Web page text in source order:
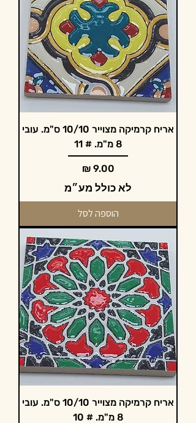
אריח קרמיקה מצוייר 10/10 ס"מ. עובי
8 מ"מ. # 11
מחיר
לא כולל מע״מ
הוספה לסל
אריח קרמיקה מצוייר 10/10 ס"מ. עובי
8 מ"מ. # 10